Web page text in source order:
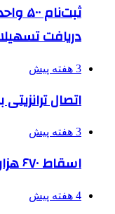
دریافت
3 هفته پیش
اتصال
3 هفته پیش
اسقاط ۶۷۰ هزار خودروی فرسوده طی ۳ سال
4 هفته پیش